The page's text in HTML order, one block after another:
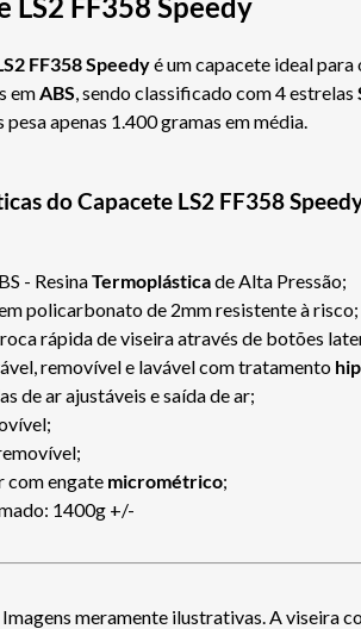
FF358 Speedyé um capacete ideal
emABS, sendo classificado com 4 estrelas
apenas 1.400 gramas em média.
do Capacete LS2 FF358
- ResinaTermoplásticade Alta Pressão;
policarbonato de 2mm resistente à risco;
rápida de viseira através de botões
removível e lavável com tratamento
de ar ajustáveis e saída de ar;
com engate micrométrico;
1400g +/-
Imagens meramente ilustrativas. A viseira